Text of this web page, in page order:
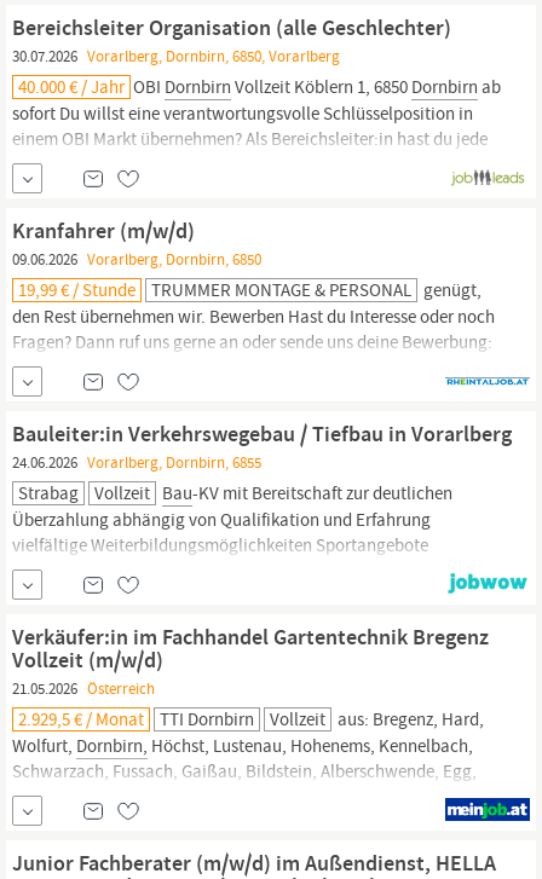
spannende Projekte und eine...
Bereichsleiter Organisation (alle Geschlechter)
30.07.2026 Vorarlberg, Dornbirn, 6850, Vorarlberg
40.000 € / Jahr OBI Dornbirn Vollzeit Köblern 1, 6850 Dornbirn ab
sofort Du willst eine verantwortungsvolle Schlüsselposition in
einem OBI Markt übernehmen? Als Bereichsleiter:in hast du jede
Menge Verantwortung. Du stellst die Einhaltung von Prozessen
und Abläufen sicher. Bei dir laufen sämtliche Informationen zu
Werbeaktionen und Prozessen zusammen,...
Kranfahrer (m/w/d)
09.06.2026 Vorarlberg, Dornbirn, 6850
19,99 € / Stunde TRUMMER MONTAGE & PERSONAL genügt,
den Rest übernehmen wir. Bewerben Hast du Interesse oder noch
Fragen? Dann ruf uns gerne an oder sende uns deine Bewerbung:
Trummer Montage & Personal GmbH -
161 E-Mail: team@trummer.eu Wir freuen uns auf deine
Kontaktaufnahme! Wir freuen uns über Ihre Online-Bewerbung
via Link
Bauleiter:in Verkehrswegebau / Tiefbau in Vorarlberg
24.06.2026 Vorarlberg, Dornbirn, 6855
Strabag Vollzeit Bau-KV mit Bereitschaft zur deutlichen
Überzahlung abhängig von Qualifikation und Erfahrung
vielfältige Weiterbildungsmöglichkeiten Sportangebote
wettbewerbsfähige Vergütung Mitarbeiterrabatte Flexible
Arbeitszeiten Gruppenunfallversicherung Freitag (halber
Verkäufer:in im Fachhandel Gartentechnik Bregenz
Vollzeit (m/w/d)
21.05.2026 Österreich
2.929,5 € / Monat TTI Dornbirn Vollzeit aus: Bregenz, Hard,
Wolfurt, Dornbirn, Höchst, Lustenau, Hohenems, Kennelbach,
Schwarzach, Fussach, Gaißau, Bildstein, Alberschwende, Egg,
Andelsbuch sowie dem gesamten Bezirk Bregenz und dem
Vorarlberger Rheintal. TTI Niederlassung
Dornbirn
13221
Junior Fachberater (m/w/d) im Außendienst, HELLA